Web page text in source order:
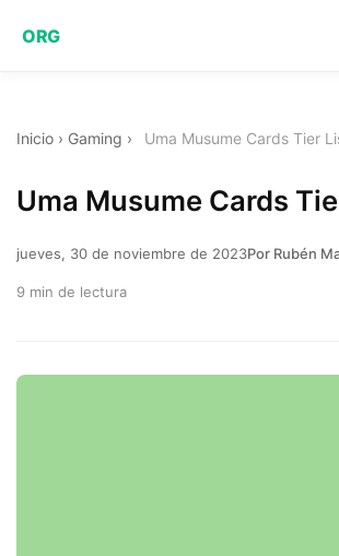
ORG
Inicio › Gaming › Uma Musume Cards Tier
Uma Musume Cards
jueves, 30 de noviembre de 2023Por Rubén
9 min de lectura